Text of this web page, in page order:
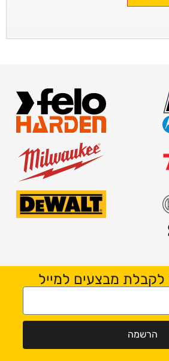
לקבלת מבצעים למייל
הרשמה